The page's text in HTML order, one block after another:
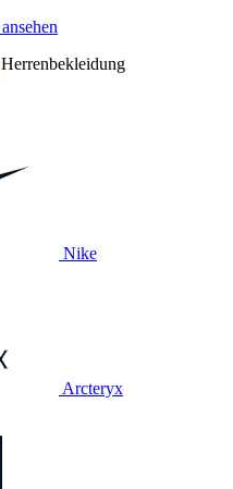
Herrenbekleidung
Nike
Arcteryx